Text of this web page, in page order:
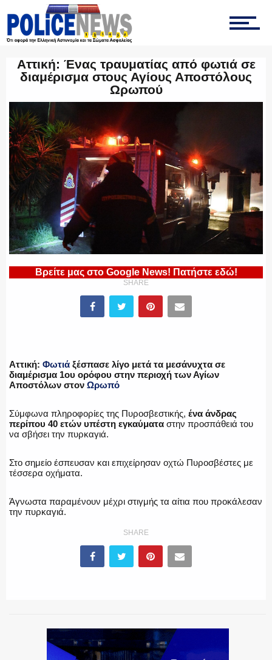
ΤΡΟΧΑΙΑ
ΟΜΑΔΑ “Ζ”
ΕΚΑΜ
ΥΑΤ/ΥΜΕΤ
ΛΙΜΕΝΙΚΟ
ΕΝΟΠΛΕΣ ΔΥΝΑΜΕΙΣ
ΑΣΤΥΝΟΜΙΚΟ ΡΕΠΟΡΤΑΖ
Αττική: Ένας τραυματίας από φωτιά σε
διαμέρισμα στους Αγίους Αποστόλους
Ωρωπού
Βρείτε μας στο Google News! Πατήστε εδώ!
SHARE
Αττική: Φωτιά ξέσπασε λίγο μετά τα μεσάνυχτα σε
διαμέρισμα 1ου ορόφου στην περιοχή των Αγίων
Αποστόλων στον Ωρωπό
Σύμφωνα πληροφορίες της Πυροσβεστικής, ένα άνδρας
περίπου 40 ετών υπέστη εγκαύματα στην προσπάθειά του
να σβήσει την πυρκαγιά.
Στο σημείο έσπευσαν και επιχείρησαν οχτώ Πυροσβέστες με
τέσσερα οχήματα.
Άγνωστα παραμένουν μέχρι στιγμής τα αίτια που προκάλεσαν
την πυρκαγιά.
SHARE